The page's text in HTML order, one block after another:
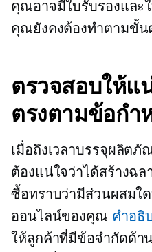
คุณอาจมีใบรับรองและ
คุณยังคงต้องทำตามขั้น
ตรวจสอบให้แ
ตรงตามข้อกำ
เมื่อถึงเวลาบรรจุผลิต
ต้องแน่ใจว่าได้สร้างฉล
ซื้อทราบว่ามีส่วนผสมใ
ออนไลน์ของคุณ คำอธิ
ให้ลูกค้าที่มีข้อจำกัดด้า